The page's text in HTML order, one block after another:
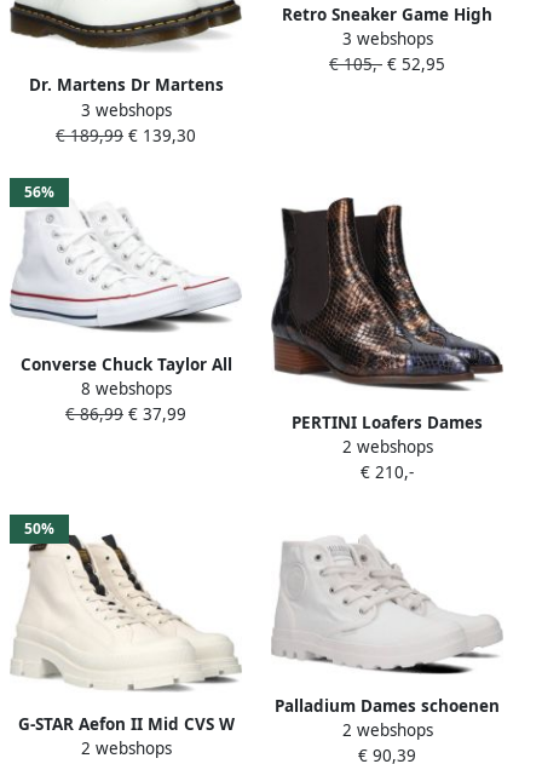
Dr. Martens Dr Martens
Schoenen Enkellaarsjes
DM11822100-1460-WHITE
3 webshops
€ 189,99 € 139,30
Retro Sneaker Game High
Waxed Hoge sneakers
Leren Sneaker Groen
3 webshops
€ 105,- € 52,95
56%
Converse Chuck Taylor All
Star Hi Fashion sneakers
Schoenen optic white maat:
8 webshops
€ 86,99 € 37,99
PERTINI Loafers Dames
32764 Maat: 36 Materiaal:
Leer Kleur: Gebroken wit
2 webshops
€ 210,-
50%
G-STAR Aefon II Mid CVS W
Veterschoenen Hak
2 webshops
Palladium Dames schoenen
pampa hi 92352-116-m 36
Wit Dames
2 webshops
€ 90,39